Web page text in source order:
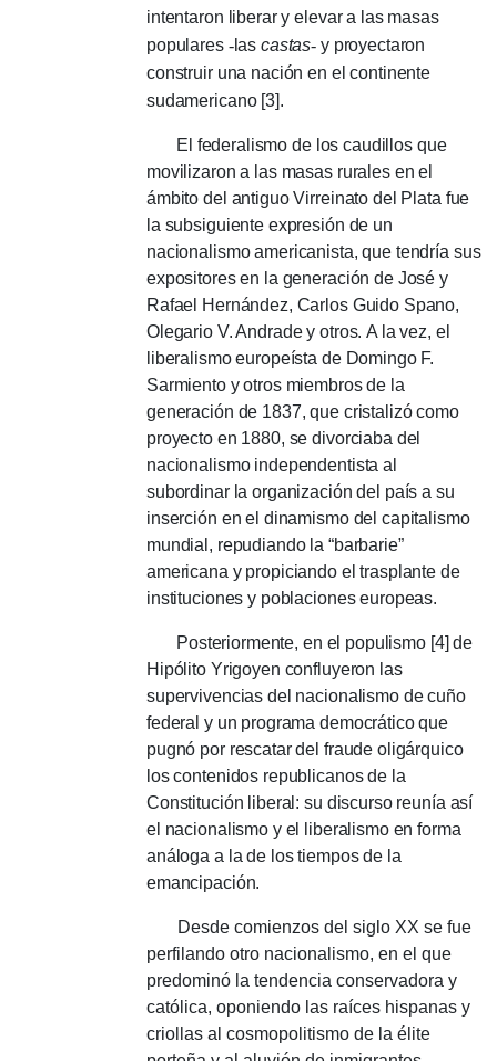
intentaron liberar y elevar a las masas
populares -lascastas- y proyectaron
construir una nación en el continente
sudamericano [3].
El federalismo de los caudillos que
movilizaron a las masas rurales en el
ámbito del antiguo Virreinato del Plata fue
la subsiguiente expresión de un
nacionalismo americanista, que tendría sus
expositores en la generación de José y
Rafael Hernández, Carlos Guido Spano,
Olegario V. Andrade y otros.A la vez, el
liberalismo europeísta de Domingo F.
Sarmiento y otros miembros de la
generación de 1837, que cristalizó como
proyecto en 1880, se divorciaba del
nacionalismo independentista al
subordinar la organización del país a su
inserción en el dinamismo del capitalismo
mundial, repudiando la “barbarie”
americana y propiciando el trasplante de
instituciones y poblaciones europeas.
Posteriormente, en el populismo [4] de
Hipólito Yrigoyen confluyeron las
supervivencias del nacionalismo de cuño
federal y un programa democrático que
pugnó por rescatar del fraude oligárquico
los contenidos republicanos de la
Constitución liberal: su discurso reunía así
el nacionalismo y el liberalismo en forma
análoga a la de los tiempos de la
emancipación.
Desde comienzos del siglo XX se fue
perfilando otro nacionalismo, en el que
predominó la tendencia conservadora y
católica, oponiendo las raíces hispanas y
criollas al cosmopolitismo de la élite